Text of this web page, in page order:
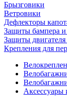
Брызговики
Ветровики
Дефлекторы
Защиты бампера
Защиты
Крепления для
Аксессуары